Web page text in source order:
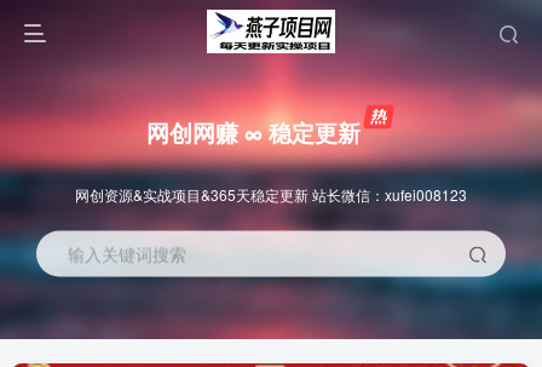
网创网赚 ∞ 稳定更新
网创资源&实战项目&365天稳定更新 站长微信：xufei008123
输入关键词搜索